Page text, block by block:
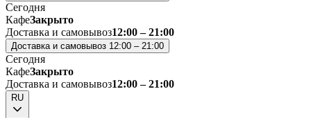
Сегодня
КафеЗакрыто
Доставка и самовывоз12:00 – 21:00
Доставка и самовывоз 12:00 – 21:00
Сегодня
КафеЗакрыто
Доставка и самовывоз12:00 – 21:00
RU